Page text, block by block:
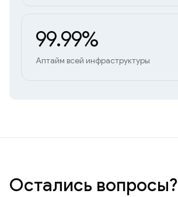
99.99%
Аптайм всей инфраструктуры
Остались вопросы?